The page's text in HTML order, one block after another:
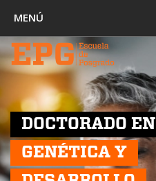
DOCTORADO EN
GENÉTICA Y